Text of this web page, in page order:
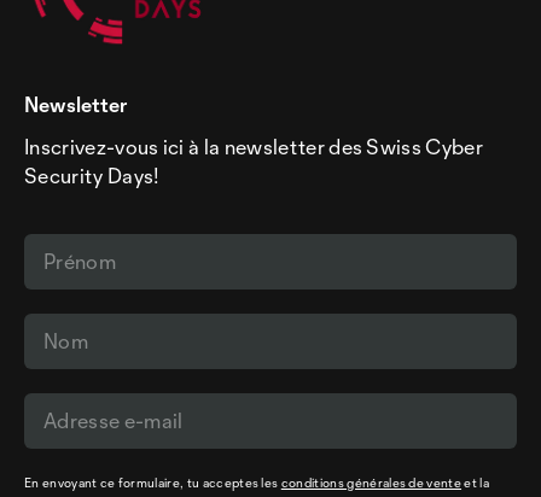
Newsletter
Inscrivez-vous ici à la newsletter des Swiss Cyber
Security Days!
En envoyant ce formulaire, tu acceptes les conditions générales de venteet la